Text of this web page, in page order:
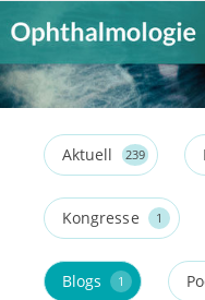
Aktuell 239
Kongresse 1
Blogs 1